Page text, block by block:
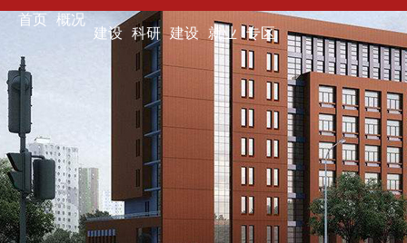
首页 概况
建设 科研 建设 就业 专区